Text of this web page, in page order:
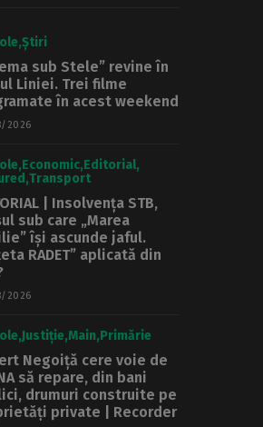
Știri
sub Stele” revine în
Liniei. Trei filme
în acest weekend
2026
Economic Editorial
Transport
| Insolvența STB,
sub care „Marea
își ascunde jaful.
RADET” aplicată din
2026
Justiție Main Primărie
Negoiță cere voie de
să repare, din bani
drumuri construite pe
private | Recorder